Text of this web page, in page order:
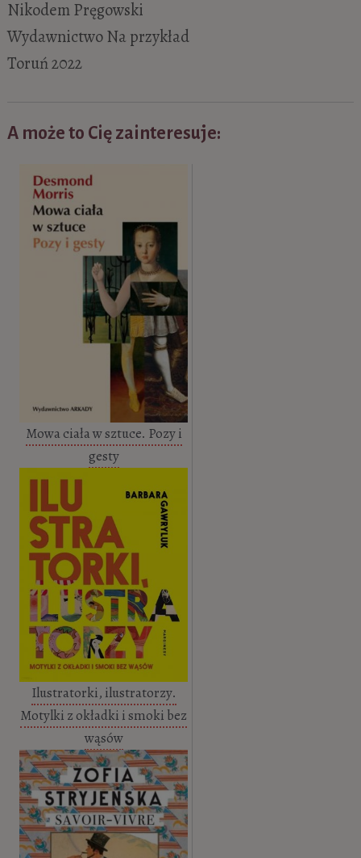
Nikodem Pręgowski
Wydawnictwo Na przykład
Toruń 2022
A może to Cię zainteresuje:
Mowa ciała w sztuce. Pozy i
gesty
Ilustratorki, ilustratorzy.
Motylki z okładki i smoki bez
wąsów